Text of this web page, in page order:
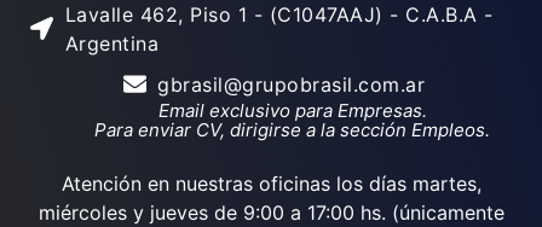
Lavalle 462, Piso 1 - (C1047AAJ) - C.A.B.A -
Argentina
gbrasil@grupobrasil.com.ar
Email exclusivo para Empresas.
Para enviar CV, dirigirse a la sección Empleos.
Atención en nuestras oficinas los días martes,
miércoles y jueves de 9:00 a 17:00 hs. (únicamente